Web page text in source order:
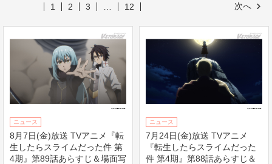
次へ
1 2 3 12
ニュース
8月7日(金)放送 TVアニメ『転
生したらスライムだった件 第
4期』第89話あらすじ＆場面写
ニュース
7月24日(金)放送 TVアニメ
『転生したらスライムだった
件 第4期』第88話あらすじ＆